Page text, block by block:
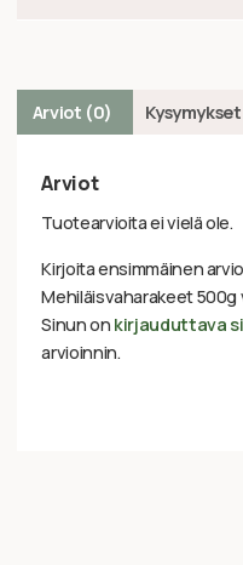
Arviot (0)
Arviot
Tuotearvioita ei vielä ole.
Kirjoita ensimmäinen
Mehiläisvaharakeet 500g
Sinun on kirjauduttava
arvioinnin.